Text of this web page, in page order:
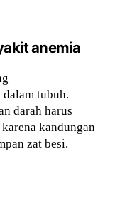
anemia
tubuh.
darah harus
kandungan
zat besi.